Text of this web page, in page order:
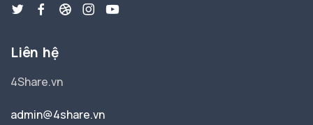
Liên hệ
4Share.vn
admin@4share.vn